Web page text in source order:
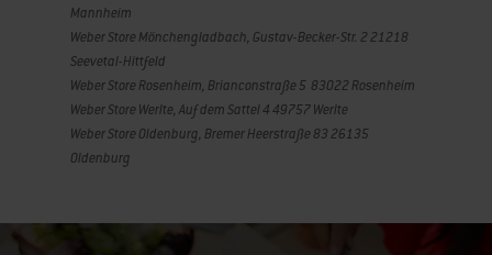
Mannheim
Weber Store Mönchengladbach, Gustav-Becker-Str. 2 21218
Seevetal-Hittfeld
Weber Store Rosenheim, Brianconstraße 5 83022 Rosenheim
Weber Store Werlte, Auf dem Sattel 4 49757 Werlte
Weber Store Oldenburg, Bremer Heerstraße 83 26135
Oldenburg